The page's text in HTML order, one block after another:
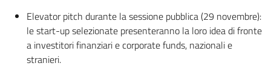
Elevator pitch durante la sessione pubblica (29 novembre):
le start-up selezionate presenteranno la loro idea di fronte
a investitori finanziari e corporate funds, nazionali e
stranieri.